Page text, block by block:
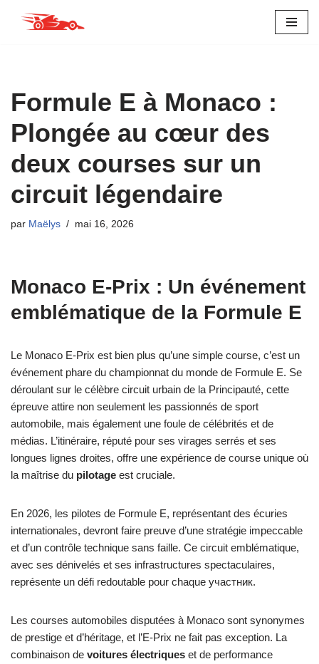
Formule E à Monaco :
Plongée au cœur des
deux courses sur un
circuit légendaire
par Maëlys mai 16, 2026
Monaco E-Prix : Un événement
emblématique de la Formule E
Le Monaco E-Prix est bien plus qu’une simple course, c’est un
événement phare du championnat du monde de Formule E. Se
déroulant sur le célèbre circuit urbain de la Principauté, cette
épreuve attire non seulement les passionnés de sport
automobile, mais également une foule de célébrités et de
médias. L’itinéraire, réputé pour ses virages serrés et ses
longues lignes droites, offre une expérience de course unique où
la maîtrise du pilotage est cruciale.
En 2026, les pilotes de Formule E, représentant des écuries
internationales, devront faire preuve d’une stratégie impeccable
et d’un contrôle technique sans faille. Ce circuit emblématique,
avec ses dénivelés et ses infrastructures spectaculaires,
représente un défi redoutable pour chaque участник.
Les courses automobiles disputées à Monaco sont synonymes
de prestige et d’héritage, et l’E-Prix ne fait pas exception. La
combinaison de voitures électriques et de performance